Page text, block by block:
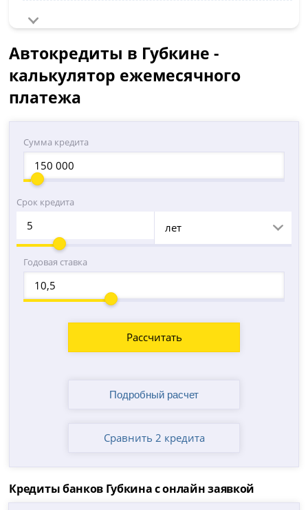
Автокредиты в Губкине -
калькулятор ежемесячного
платежа
Сумма кредита
Срок кредита
лет
Годовая ставка
Рассчитать
Сравнить 2 кредита
Кредиты банков Губкина с онлайн заявкой